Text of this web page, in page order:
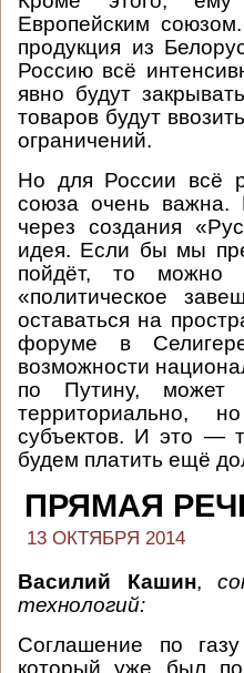
Европейским
продукция из
Россию всё
явно будут
товаров будут
ограничений.
Но для России всё
союза очень важна.
через создания
идея. Если бы мы
пойдёт, то можно
«политическое
оставаться на
форуме в
возможности
по Путину, может
территориально,
субъектов. И это —
будем платить ещё
ПРЯМАЯ
13 ОКТЯБРЯ 2014
Василий Кашин,
технологий:
Соглашение по
который уже был